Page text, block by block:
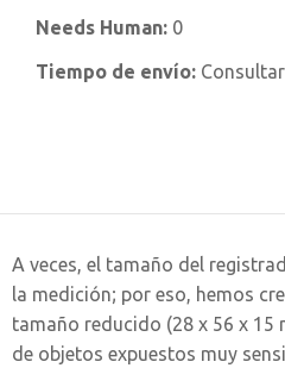
Needs Human: 0
Tiempo de envío: Consultar
A veces, el tamaño del
la medición; por eso, hemos
tamaño reducido (28 x 56 x 15
de objetos expuestos muy